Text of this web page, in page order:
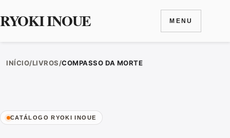
RYOKI INOUE MENU
INÍCIO/LIVROS/COMPASSO DA MORTE
CATÁLOGO RYOKI INOUE